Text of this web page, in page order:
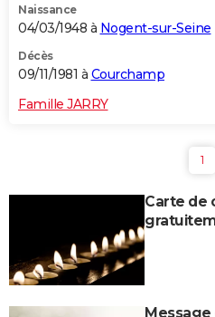
Naissance
04/03/1948 à Nogent-sur-Seine
Décès
09/11/1981 à Courchamp
Famille JARRY
1
Carte de
Message